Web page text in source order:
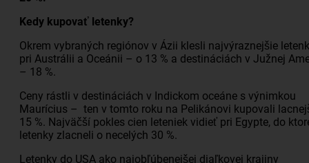
Kedy kupovať letenky?
Okrem vybraných regiónov v Ázii klesli najvýraznejšie
pri Austrálii a Oceánii – o 13 % a destináciách v Južnej
– 18 %.
Ceny rástli v destináciách v Indickom oceáne s výnimkou
Maurícius – ten v tomto roku na Pelikánovi kupovali
15 %. Najväčší pokles cien leteniek vidieť pri Egypte, do
letenky zlacneli o necelých 30 %.
Letenky do USA ako najobľúbenejšej diaľkovej krajiny